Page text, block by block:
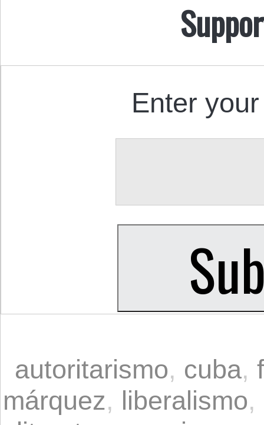
Enter
autoritarismo, cuba,
márquez, liberalismo,